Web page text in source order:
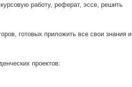
работу, реферат, эссе, решить
готовых приложить все свои знания и
проектов: